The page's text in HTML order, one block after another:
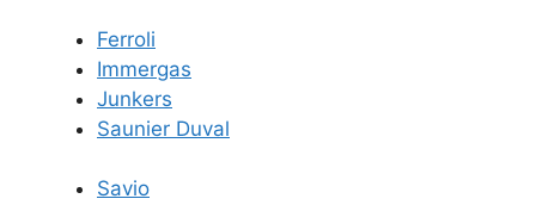
Ferroli
Immergas
Junkers
Saunier Duval
Savio